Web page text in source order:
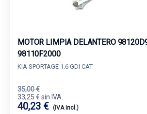
MOTOR LIMPIA DELANTERO
98110F2000
KIA SPORTAGE 1.6 GDI CAT
35,00 €
33,25 € sin IVA.
40,23 € (IVA incl.)